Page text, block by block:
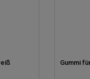
Gummi